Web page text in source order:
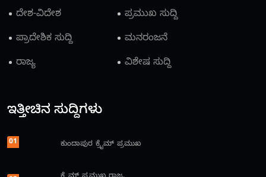
ದೇಶ-ವಿದೇಶ
ಪ್ರಮುಖ ಸುದ್ದಿ
ಪ್ರಾದೇಶಿಕ ಸುದ್ದಿ
ಮನರಂಜನೆ
ರಾಜ್ಯ
ವಿಶೇಷ ಸುದ್ದಿ
ಇತ್ತೀಚಿನ ಸುದ್ದಿಗಳು
01 ಕುಂದಾಪುರ ಕ್ರೈಮ್ ಪ್ರಮುಖ